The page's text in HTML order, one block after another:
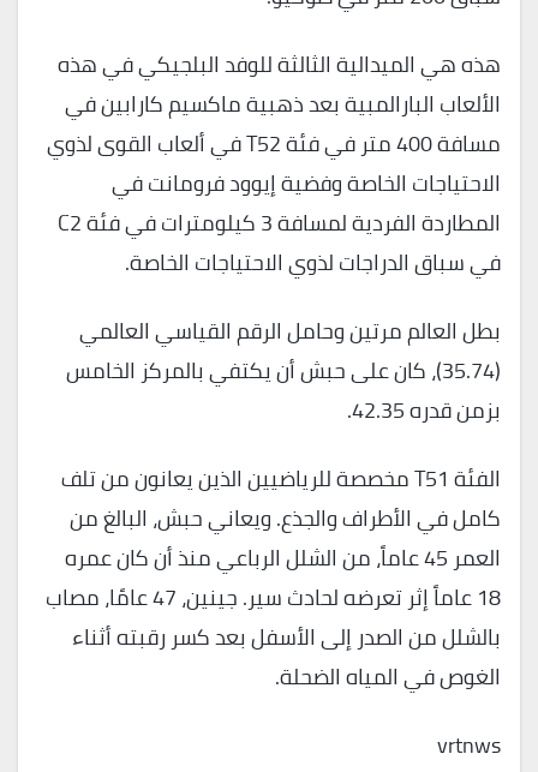
هذه هي الميدالية الثالثة للوفد البلجيكي في هذه
الألعاب البارالمبية بعد ذهبية ماكسيم كارابين في
مسافة 400 متر في فئة T52 في ألعاب القوى لذوي
الاحتياجات الخاصة وفضية إيوود فرومانت في
المطاردة الفردية لمسافة 3 كيلومترات في فئة C2
في سباق الدراجات لذوي الاحتياجات الخاصة.
بطل العالم مرتين وحامل الرقم القياسي العالمي
(35.74)، كان على حبش أن يكتفي بالمركز الخامس
بزمن قدره 42.35.
الفئة T51 مخصصة للرياضيين الذين يعانون من تلف
كامل في الأطراف والجذع. ويعاني حبش، البالغ من
العمر 45 عاماً، من الشلل الرباعي منذ أن كان عمره
18 عاماً إثر تعرضه لحادث سير. جينين، 47 عامًا، مصاب
بالشلل من الصدر إلى الأسفل بعد كسر رقبته أثناء
الغوص في المياه الضحلة.
vrtnws